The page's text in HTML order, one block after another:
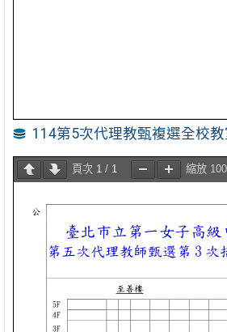
114第5次代理教甄複選全校
頁次 1/ 1 縮放